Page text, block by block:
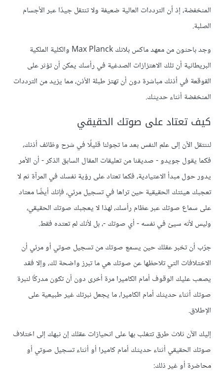
المنخفضة، إذ أن الترددات العالية ضعيفة وﻻ تنتقل جيدًا عبر الأجسام
الصلبة.
وجد باحثون من معهد ماكس بلانك Max Planck والكلية الملكية
البريطانية أن تلك الاهتزازات الصدغية في رأسك يمكن أن تؤثر على
القوقعة في أذنك مباشرة دون أن تهتز طبلة اﻷذن، مما يزيد من الترددات
المنخفضة أثناء حديثك.
كيف تعتاد على صوتك الحقيقي
لننتقل الآن إلى علم النفس بعد ما تجولنا قليلًا في شرح وظائف أذنك،
فكما يقول جويدو - صديقنا من تعليقات المقال السابق الذكر - أن الأمر
يدور حول مبدأ الاعتيادية، فكما تعتاد على رؤية نفسك في المرآة ثم ﻻ
تعجبك هيئتك الحقيقية حين تراها في تسجيل مرئي، فإنك أيضًا معتاد
على سماع صوتك عبر عظام رأسك، لهذا ﻻ يعجبك صوتك الحقيقي،
وليس ﻷنه سيئ في نفسه - أي صوتك -، بل لأنك لم تعتده فقط.
جرّب أن تخبر عقلك حين يسمع صوتك من تسجيل صوتي أو مرئي أن
الاختلافات التي تلاحظها عن صوتك هي ما تبرز واضحة لك، وإﻻ فقد
يصعب عليك الوقوف أمام الكاميرا مرة أخرى دون أن تكون مدركًا لنبرة
صوتك أثناء حديثك أمام الكاميرا، ما يجعل نبرتك غير طبيعية على
الإطلاق.
إليك الآن ثلاث طرق تتغلب بها على انحيازات عقلك إن نبهك إلى اختلاف
صوتك الحقيقي أثناء حديثك أمام كاميرا أو أثناء تسجيل صوتي أو
محاضرة أو غير ذلك: